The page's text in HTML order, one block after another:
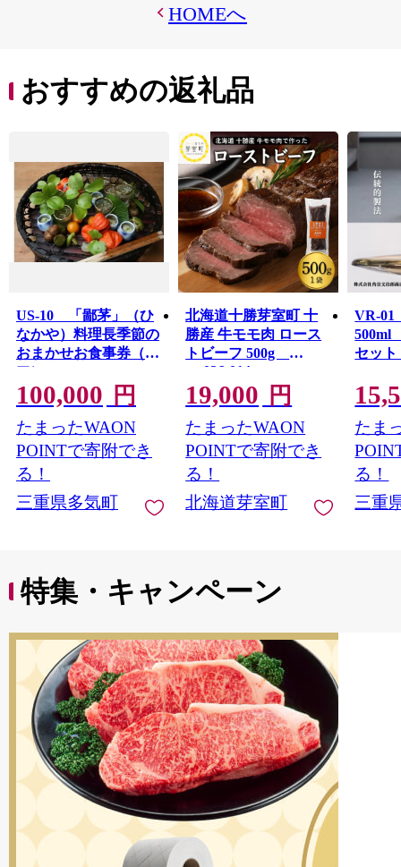
HOMEへ
おすすめの返礼品
US-10 「鄙茅」（ひ
なかや）料理長季節の
おまかせお食事券（ペ
ア）
100,000 円
たまったWAON
POINTで寄附でき
る！
三重県多気町
北海道十勝芽室町 十
勝産 牛モモ肉 ロース
トビーフ 500g
me026-014c
19,000 円
たまったWAON
POINTで寄附でき
る！
北海道芽室町
VR-
500ml
セッ
たま
る！
三重
特集・キャンペーン